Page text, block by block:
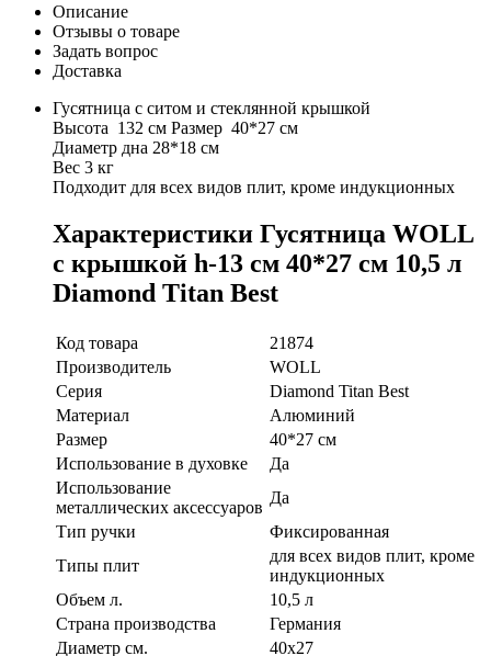
Описание
Отзывы о товаре
Задать вопрос
Доставка
Гусятница с ситом и стеклянной крышкой
Высота 132 см Размер 40*27 см
Диаметр дна 28*18 см
Вес 3 кг
Подходит для всех видов плит, кроме индукционных
Характеристики Гусятница WOLL
с крышкой h-13 см 40*27 см 10,5 л
Diamond Titan Best
Код товара
21874
Производитель
WOLL
Серия
Diamond Titan Best
Материал
Алюминий
Размер
40*27 см
Использование в духовке
Да
Использование
металлических аксессуаров
Да
Тип ручки
Фиксированная
Типы плит
для всех видов плит, кроме
индукционных
Объем л.
10,5 л
Страна производства
Германия
Диаметр см.
40х27